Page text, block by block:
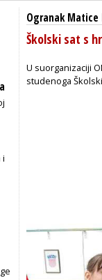
i
Ogranak
Školski sat s
U suorganizaciji
studenoga